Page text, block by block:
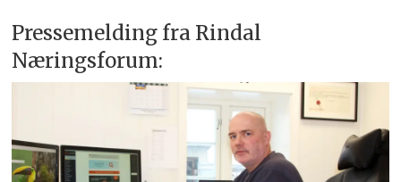
Pressemelding fra Rindal
Næringsforum: